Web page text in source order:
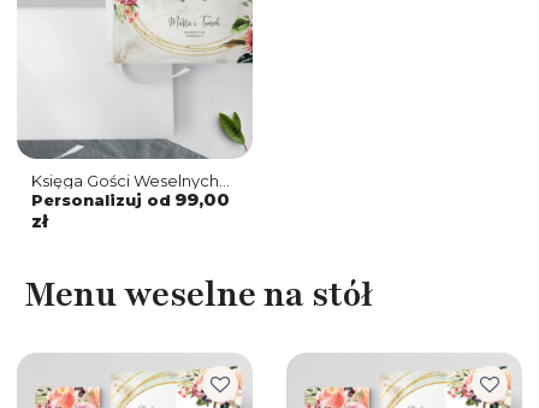
Księga Gości Weselnych
Spring Love Motyw 1
Personalizuj od 99,00
zł
Menu weselne na stół